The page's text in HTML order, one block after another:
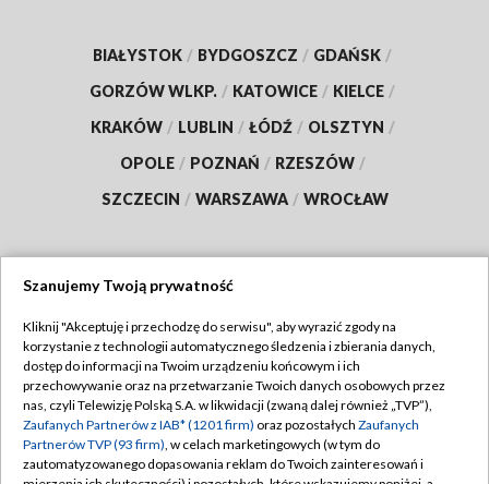
BIAŁYSTOK / BYDGOSZCZ / GDAŃSK /
GORZÓW WLKP. / KATOWICE / KIELCE /
KRAKÓW / LUBLIN / ŁÓDŹ / OLSZTYN /
OPOLE / POZNAŃ / RZESZÓW /
SZCZECIN / WARSZAWA / WROCŁAW
TVP
Abonament TVP
Emisja w TVP
Centrum informacji TVP
Regulamin TVP
Polityka prywatności
Moje zgody
Szanujemy Twoją prywatność
Kliknij "Akceptuję i przechodzę do serwisu", aby wyrazić zgody na
korzystanie z technologii automatycznego śledzenia i zbierania danych,
dostęp do informacji na Twoim urządzeniu końcowym i ich
przechowywanie oraz na przetwarzanie Twoich danych osobowych przez
nas, czyli Telewizję Polską S.A. w likwidacji (zwaną dalej również „TVP”),
Zaufanych Partnerów z IAB* (1201 firm) oraz pozostałych Zaufanych
Partnerów TVP (93 firm), w celach marketingowych (w tym do
zautomatyzowanego dopasowania reklam do Twoich zainteresowań i